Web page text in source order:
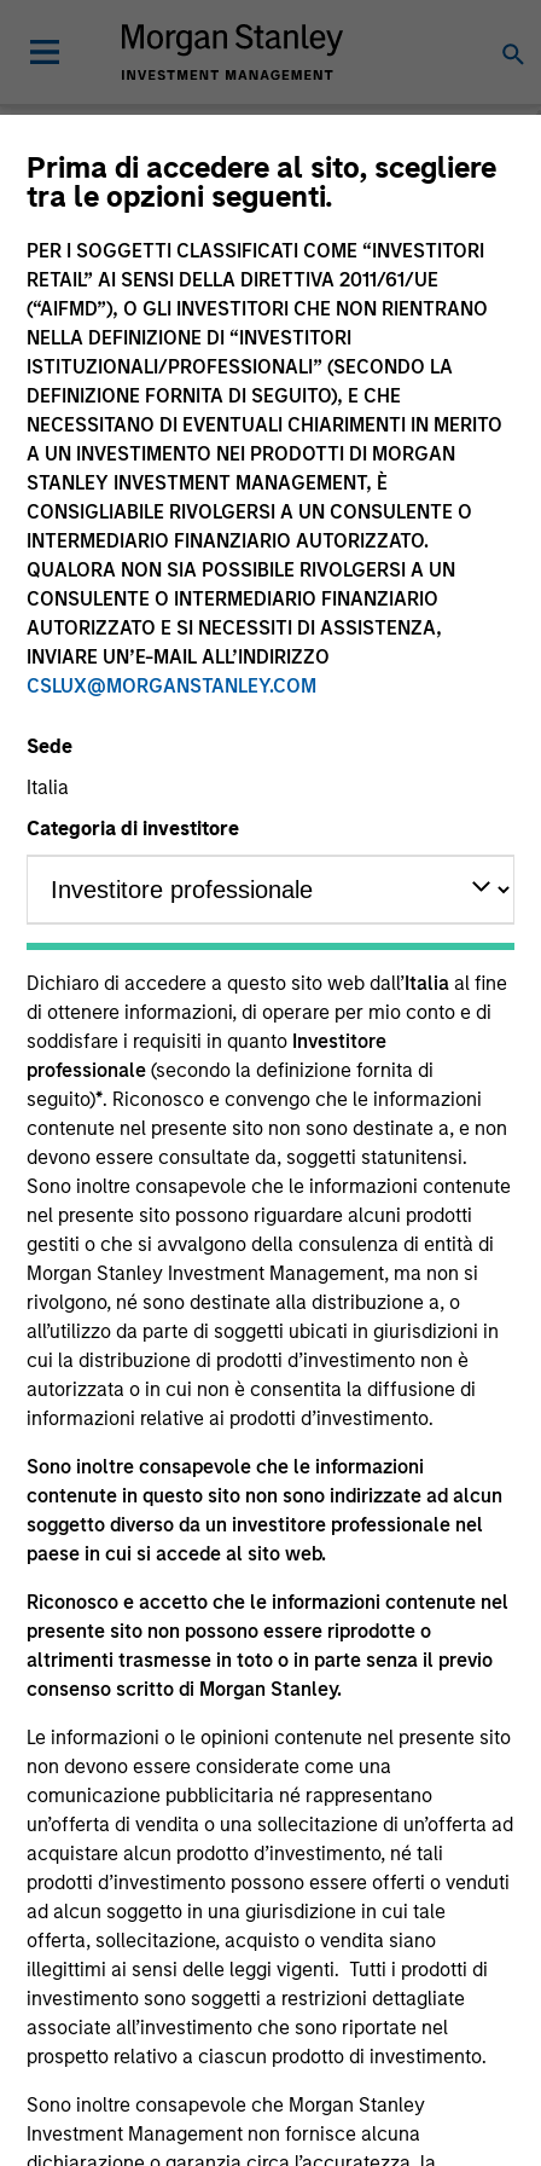
Prima di accedere al sito, scegliere
tra le opzioni seguenti.
PER I SOGGETTI CLASSIFICATI COME “INVESTITORI
RETAIL” AI SENSI DELLA DIRETTIVA 2011/61/UE
(“AIFMD”), O GLI INVESTITORI CHE NON RIENTRANO
NELLA DEFINIZIONE DI “INVESTITORI
ISTITUZIONALI/PROFESSIONALI” (SECONDO LA
DEFINIZIONE FORNITA DI SEGUITO), E CHE
NECESSITANO DI EVENTUALI CHIARIMENTI IN MERITO
A UN INVESTIMENTO NEI PRODOTTI DI MORGAN
STANLEY INVESTMENT MANAGEMENT, È
CONSIGLIABILE RIVOLGERSI A UN CONSULENTE O
INTERMEDIARIO FINANZIARIO AUTORIZZATO.
QUALORA NON SIA POSSIBILE RIVOLGERSI A UN
CONSULENTE O INTERMEDIARIO FINANZIARIO
AUTORIZZATO E SI NECESSITI DI ASSISTENZA,
INVIARE UN’E-MAIL ALL’INDIRIZZO
CSLUX@MORGANSTANLEY.COM
Sede
Italia
Categoria di investitore
Dichiaro di accedere a questo sito web dall’Italia al fine
di ottenere informazioni, di operare per mio conto e di
soddisfare i requisiti in quanto Investitore
professionale(secondo la definizione fornita di
seguito)*. Riconosco e convengo che le informazioni
contenute nel presente sito non sono destinate a, e non
devono essere consultate da, soggetti statunitensi.
Sono inoltre consapevole che le informazioni contenute
nel presente sito possono riguardare alcuni prodotti
gestiti o che si avvalgono della consulenza di entità di
Morgan Stanley Investment Management, ma non si
rivolgono, né sono destinate alla distribuzione a, o
all’utilizzo da parte di soggetti ubicati in giurisdizioni in
cui la distribuzione di prodotti d’investimento non è
autorizzata o in cui non è consentita la diffusione di
informazioni relative ai prodotti d’investimento.
Sono inoltre consapevole che le informazioni
contenute in questo sito non sono indirizzate ad alcun
soggetto diverso da un investitore professionale nel
paese in cui si accede al sito web.
Riconosco e accetto che le informazioni contenute nel
presente sito non possono essere riprodotte o
altrimenti trasmesse in toto o in parte senza il previo
consenso scritto di Morgan Stanley.
Le informazioni o le opinioni contenute nel presente sito
non devono essere considerate come una
comunicazione pubblicitaria né rappresentano
un’offerta di vendita o una sollecitazione di un’offerta ad
acquistare alcun prodotto d’investimento, né tali
prodotti d’investimento possono essere offerti o venduti
ad alcun soggetto in una giurisdizione in cui tale
offerta, sollecitazione, acquisto o vendita siano
illegittimi ai sensi delle leggi vigenti. Tutti i prodotti di
investimento sono soggetti a restrizioni dettagliate
associate all’investimento che sono riportate nel
prospetto relativo a ciascun prodotto di investimento.
Sono inoltre consapevole che Morgan Stanley
Investment Management non fornisce alcuna
Morgan Stanley
Investment Funds
La presente comunicazione ha carattere promozionale.
La performance passata non è un indicatore affidabile dei
risultati futuri. I rendimenti possono aumentare o diminuire
per effetto delle oscillazioni valutarie. Tutti i dati di
performance sono calcolati in base al valore del
patrimonio netto (NAV), al netto delle spese, e non
comprendono le commissioni e gli oneri relativi
all’emissione e al rimborso delle quote. Tutti i dati relativi
alle performance e agli indici sono tratti da Morgan
Stanley Investment Management.
Rendimenti nell’anno solare.
*Devise de référence du fonds
Comparti di Morgan Stanley Investment Funds, una
società di investimento a capitale variabile di diritto
lussemburghese. (la “Società”) è registrata nel
Granducato di Lussemburgo come organismo
d’investimento collettivo ai sensi della Parte 1 della Legge
del 17 dicembre 2010 e successive modifiche. La Società è
un organismo d’investimento collettivo in valori mobiliari
(“OICVM”).
Prima dell’adesione ai comparti, le richieste di
partecipazione non devono essere presentate senza aver
consultato l’ultima versione del Prospetto Informativo, del
documento contenente informazioni chiave (“KID”) o del
documento contenente informazioni chiave per gli
investitori (“KIID”), della relazione annuale e della
relazione semestrale (“Documenti di offerta”) o altri
documenti disponibili sul sito
https://www.morganstanley.com/im/msinvf/index.html
a titolo gratuito presso la Sede legale all’indirizzo
European Bank and Business Centre, 6B route de Trèves,
Le informazioni relative agli aspetti di sostenibilità del
Comparto e una sintesi dei diritti degli investitori sono
disponibili sul sito web sopra indicato.
visione del “Modulo completo di sottoscrizione” (Extended
Application Form), mentre la sezione “Informazioni
supplementari per Hong Kong” (“Additional Information for
Hong Kong Investors”) all’interno del Prospetto riguarda
specificamente gli investitori di Hong Kong. Copie gratuite
documento contenente informazioni chiave per gli
investitori (KID o KIID), dello statuto e delle relazioni
annuali e semestrali e ulteriori informazioni possono
essere ottenute dal rappresentante in Svizzera. Il
rappresentante in Svizzera è Carnegie Fund Services S.A.,
11, rue du Général-Dufour, 1204 Ginevra. L’agente pagatore
in Svizzera è Banque Cantonale de Genève, 17, quai de l’Ile,
1204 Ginevra.
Se la società di gestione del Comparto in questione decide
di cessare l’accordo di commercializzazione del Comparto
in un Paese del SEE in cui esso è registrato per la vendita,
lo farà nel rispetto delle norme OICVM.
Per i termini e le definizioni riguardanti il comparto si
Tutti i dati di performance sono calcolati in base al valore
del patrimonio netto (NAV), al netto delle spese, e non